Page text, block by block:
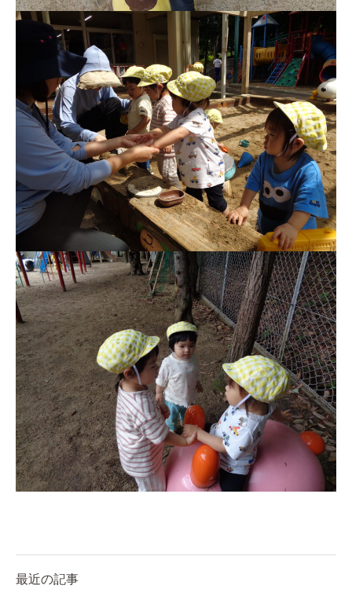
最近の記事
お知らせ
今日の幼稚園
園児募集要項
教職員募集
園のこと
園舎案内
安⼼・安全対策
給⾷
課外教室
理事長のことば
教育と保育